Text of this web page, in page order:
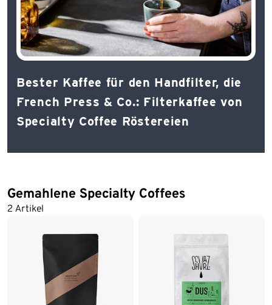
Bester Kaffee für den Handfilter, die
French Press & Co.: Filterkaffee von
Specialty Coffee Röstereien
Gemahlene Specialty Coffees
2 Artikel